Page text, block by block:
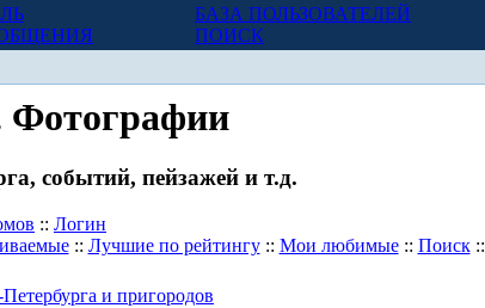
БАЗА ПОЛЬЗОВАТЕЛЕЙ
ПОИСК
Фотографии
событий, пейзажей и т.д.
:: Логин
:: Лучшие по рейтингу:: Мои любимые:: Поиск::
и пригородов